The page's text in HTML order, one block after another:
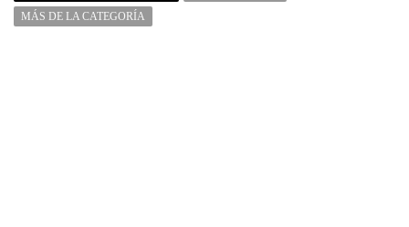
MÁS DE LA CATEGORÍA